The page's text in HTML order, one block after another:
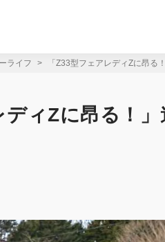
ライフ 「Z33型フェアレディZに昂る
ディZに昂る！